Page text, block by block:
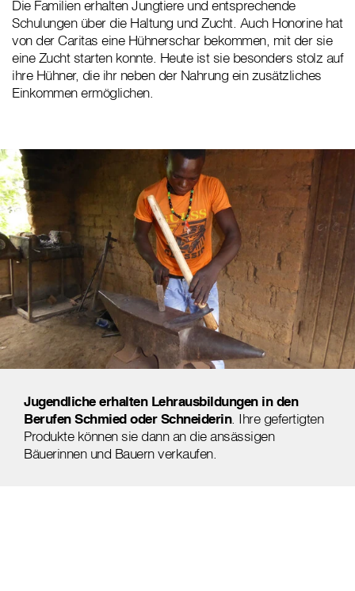
Die Familien erhalten Jungtiere und entsprechende
Schulungen über die Haltung und Zucht. Auch Honorine hat
von der Caritas eine Hühnerschar bekommen, mit der sie
eine Zucht starten konnte. Heute ist sie besonders stolz auf
ihre Hühner, die ihr neben der Nahrung ein zusätzliches
Einkommen ermöglichen.
Jugendliche erhalten Lehrausbildungen in den
Berufen Schmied oder Schneiderin. Ihre gefertigten
Produkte können sie dann an die ansässigen
Bäuerinnen und Bauern verkaufen.